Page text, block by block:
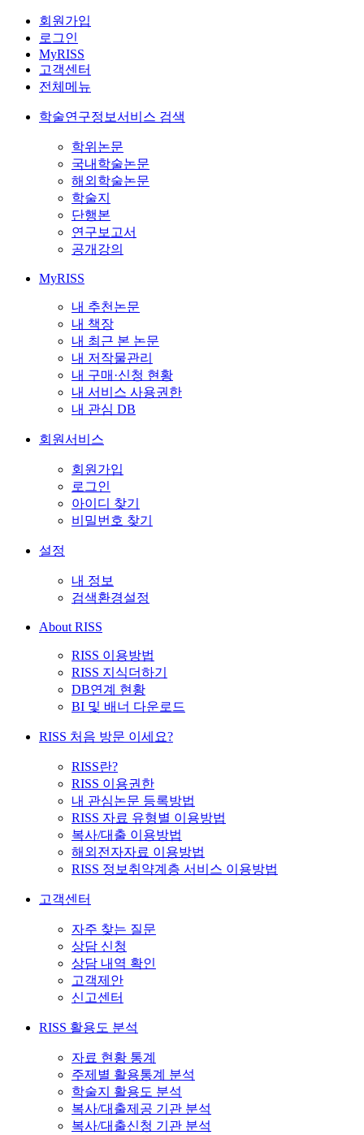
회원가입
로그인
MyRISS
고객센터
전체메뉴
학술연구정보서비스 검색
학위논문
국내학술논문
해외학술논문
학술지
단행본
연구보고서
공개강의
MyRISS
내 추천논문
내 책장
내 최근 본 논문
내 저작물관리
내 구매·신청 현황
내 서비스 사용권한
내 관심 DB
회원서비스
회원가입
로그인
아이디 찾기
비밀번호 찾기
설정
내 정보
검색환경설정
About RISS
RISS 이용방법
RISS 지식더하기
DB연계 현황
BI 및 배너 다운로드
RISS 처음 방문 이세요?
RISS란?
RISS 이용권한
내 관심논문 등록방법
RISS 자료 유형별 이용방법
복사/대출 이용방법
해외전자자료 이용방법
RISS 정보취약계층 서비스 이용방법
고객센터
자주 찾는 질문
상담 신청
상담 내역 확인
고객제안
신고센터
RISS 활용도 분석
자료 현황 통계
주제별 활용통계 분석
학술지 활용도 분석
복사/대출제공 기관 분석
복사/대출신청 기관 분석